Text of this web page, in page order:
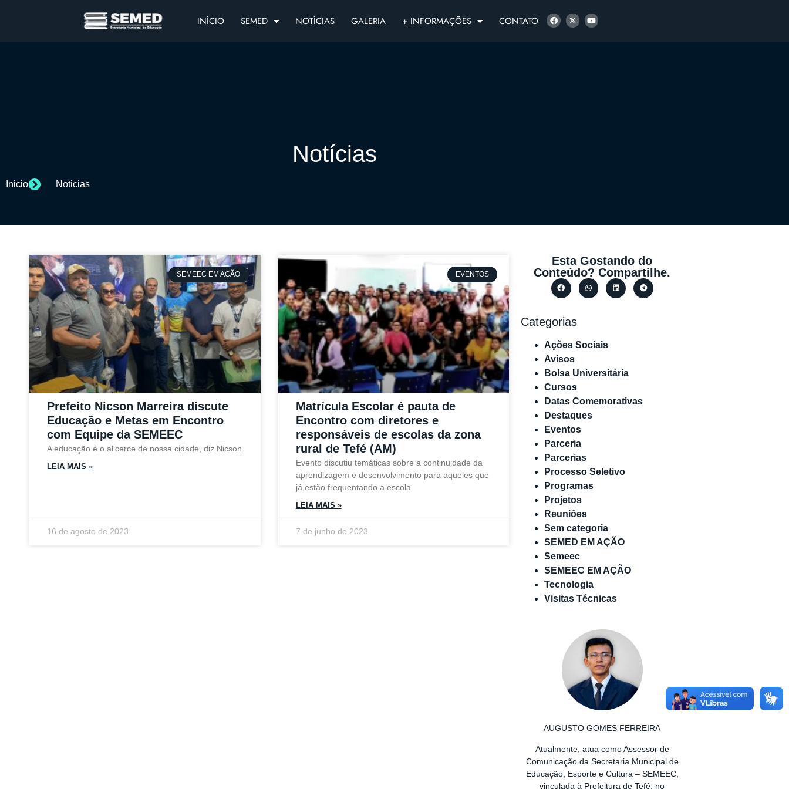
INÍCIO SEMED NOTÍCIAS GALERIA + INFORMAÇÕES CONTATO
Notícias
Inicio Noticias
SEMEEC EM AÇÃO
Prefeito Nicson Marreira discute
Educação e Metas em Encontro
com Equipe da SEMEEC
A educação é o alicerce de nossa cidade, diz Nicson
LEIA MAIS »
16 de agosto de 2023
EVENTOS
Matrícula Escolar é pauta de
Encontro com diretores e
responsáveis de escolas da zona
rural de Tefé (AM)
Evento discutiu temáticas sobre a continuidade da
aprendizagem e desenvolvimento para aqueles que
já estão frequentando a escola
LEIA MAIS »
7 de junho de 2023
Esta Gostando do
Conteúdo? Compartilhe.
Categorias
Ações Sociais
Avisos
Bolsa Universitária
Cursos
Datas Comemorativas
Destaques
Eventos
Parceria
Parcerias
Processo Seletivo
Programas
Projetos
Reuniões
Sem categoria
SEMED EM AÇÃO
Semeec
SEMEEC EM AÇÃO
Tecnologia
Visitas Técnicas
AUGUSTO GOMES FERREIRA
Atualmente, atua como Assessor de
Comunicação da Secretaria Municipal de
Educação, Esporte e Cultura – SEMEEC,
vinculada à Prefeitura de Tefé, no